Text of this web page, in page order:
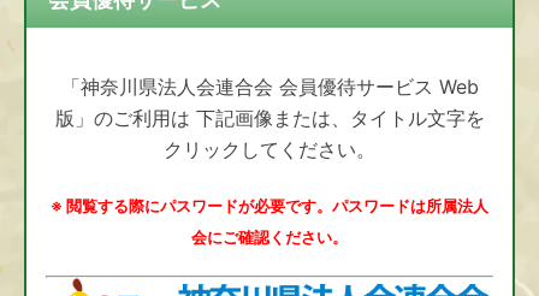
「神奈川県法人会連合会 会員優待サービス Web
版」のご利用は 下記画像または、タイトル文字を
クリックしてください。
※ 閲覧する際にパスワードが必要です。パスワードは所属法人
会にご確認ください。